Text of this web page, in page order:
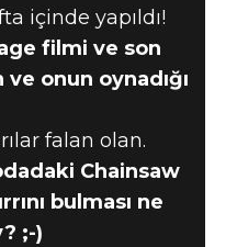
içinde yapıldı!
filmi ve son
onun oynadığı
falan olan.
Chainsaw
bulması ne
;-)